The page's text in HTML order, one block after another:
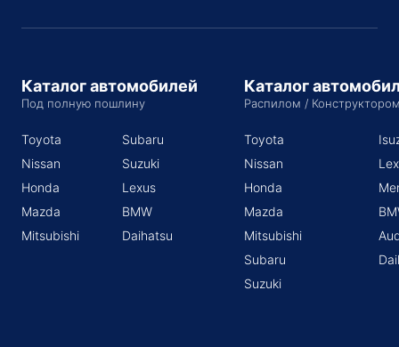
Каталог автомобилей
Под полную пошлину
Toyota
Nissan
Honda
Mazda
Mitsubishi
Subaru
Suzuki
Lexus
BMW
Daihatsu
Каталог
Распилом /
Toyota
Nissan
Honda
Mazda
Mitsubishi
Subaru
Suzuki